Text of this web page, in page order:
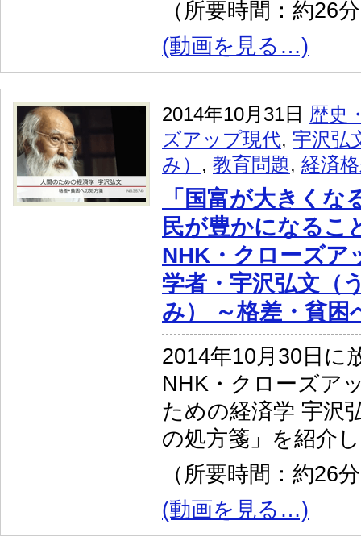
（所要時間：約26
(動画を見る…)
2014年10月31日 歴史
ズアップ現代, 宇沢弘
み） , 教育問題, 経済
「国富が大きくな
民が豊かになるこ
NHK・クローズア
学者・宇沢弘文（
み） ～格差・貧困
2014年10月30日に
NHK・クローズア
ための経済学 宇沢
の処方箋」を紹介
（所要時間：約26
(動画を見る…)